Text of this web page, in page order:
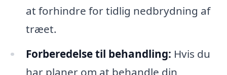
at forhindre for tidlig nedbrydning af
træet.
Forberedelse til behandling: Hvis du